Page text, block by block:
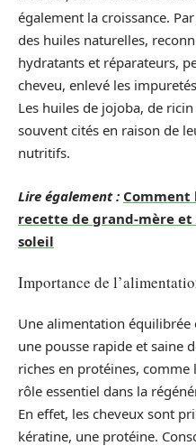
également la croissance.
des huiles naturelles,
hydratants et réparateurs,
cheveu, enlevé les
Les huiles de jojoba, de
souvent cités en raison de
nutritifs.
Lire également : Comment
recette de grand-mère
soleil
Importance de
Une alimentation
une pousse rapide et saine
riches en protéines,
rôle essentiel dans la
En effet, les cheveux sont
kératine, une protéine.